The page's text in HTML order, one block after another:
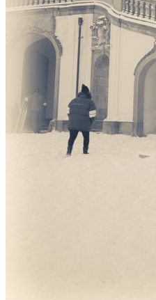
Blogparade Blumen
Farben Filter
Herbst
Lightroom
lightroom
Produkttest S-/W Schnee
Stockfotografie
Verlosung Wasser Weiß